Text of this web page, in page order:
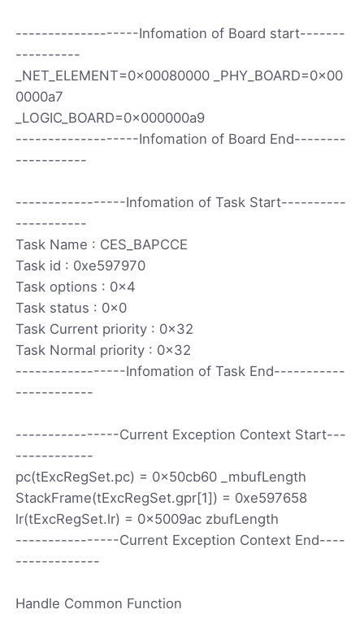
-------------------Infomation of Board start-------
----------
_NET_ELEMENT=0x00080000 _PHY_BOARD=0x00
0000a7
_LOGIC_BOARD=0x000000a9
-------------------Infomation of Board End--------
-----------
-----------------Infomation of Task Start----------
-----------
Task Name : CES_BAPCCE
Task id : 0xe597970
Task options : 0x4
Task status : 0x0
Task Current priority : 0x32
Task Normal priority : 0x32
-----------------Infomation of Task End-----------
------------
----------------Current Exception Context Start---
------------
pc(tExcRegSet.pc) = 0x50cb60 _mbufLength
StackFrame(tExcRegSet.gpr[1]) = 0xe597658
lr(tExcRegSet.lr) = 0x5009ac zbufLength
----------------Current Exception Context End----
-------------
Handle Common Function